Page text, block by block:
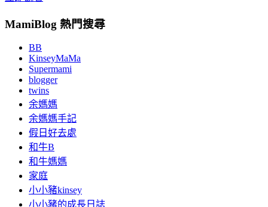
MamiBlog 熱門搜尋
BB
KinseyMaMa
Supermami
blogger
twins
余媽媽
余媽媽手記
假日好去處
和牛B
和牛媽媽
家庭
小小豬kinsey
小小豬的成長日誌